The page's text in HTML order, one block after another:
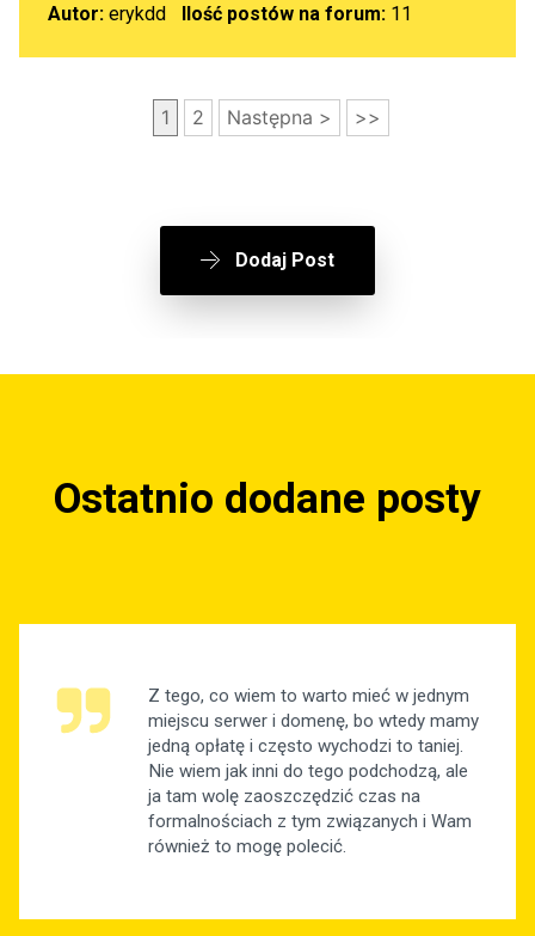
Autor: erykdd Ilość postów na forum:11
1 2 Następna > >>
Dodaj Post
Ostatnio dodane posty
Z tego, co wiem to warto mieć w jednym
miejscu serwer i domenę, bo wtedy mamy
jedną opłatę i często wychodzi to taniej.
Nie wiem jak inni do tego podchodzą, ale
ja tam wolę zaoszczędzić czas na
formalnościach z tym związanych i Wam
również to mogę polecić.